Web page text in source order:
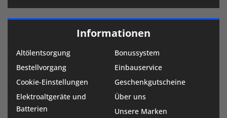
Informationen
Altölentsorgung
Bestellvorgang
Cookie-Einstellungen
Elektroaltgeräte und
Batterien
Bonussystem
Einbauservice
Geschenkgutscheine
Über uns
Unsere Marken